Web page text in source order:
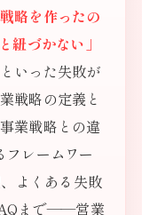
略を作ったの
紐づかない」
といった失敗が
戦略の定義と
業戦略との違
フレームワー
よくある失敗
まで——営業